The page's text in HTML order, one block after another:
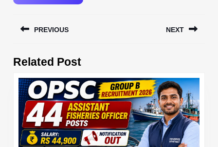
navigation
PREVIOUS
post:
NEXT
Related Post